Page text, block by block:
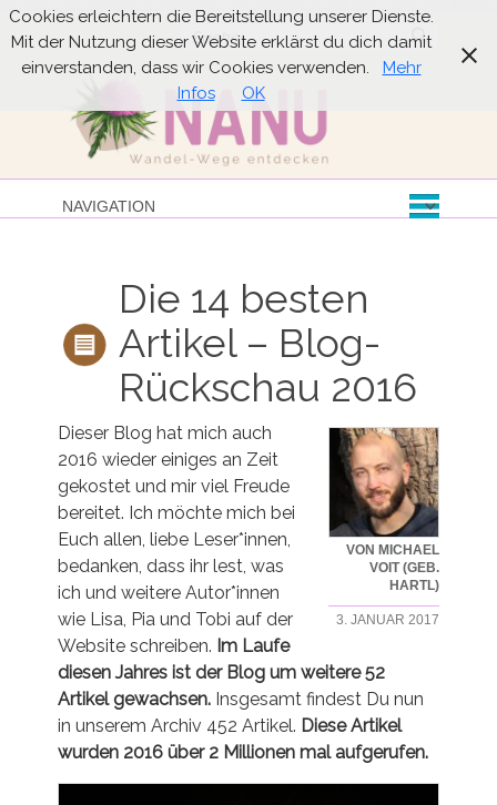
Suche
Die 14 besten
Artikel – Blog-
Rückschau 2016
VON MICHAEL
VOIT (GEB.
HARTL)
3. JANUAR 2017
Dieser Blog hat mich auch
2016 wieder einiges an Zeit
gekostet und mir viel Freude
bereitet. Ich möchte mich bei
Euch allen, liebe Leser*innen,
bedanken, dass ihr lest, was
ich und weitere Autor*innen
wie Lisa, Pia und Tobi auf der
Website schreiben. Im Laufe
diesen Jahres ist der Blog um weitere 52
Artikel gewachsen. Insgesamt findest Du nun
in unserem Archiv 452 Artikel. Diese Artikel
wurden 2016 über 2 Millionen mal aufgerufen.
Cookies erleichtern die Bereitstellung unserer Dienste.
Mit der Nutzung dieser Website erklärst du dich damit
einverstanden, dass wir Cookies verwenden.
Mehr
Infos
OK